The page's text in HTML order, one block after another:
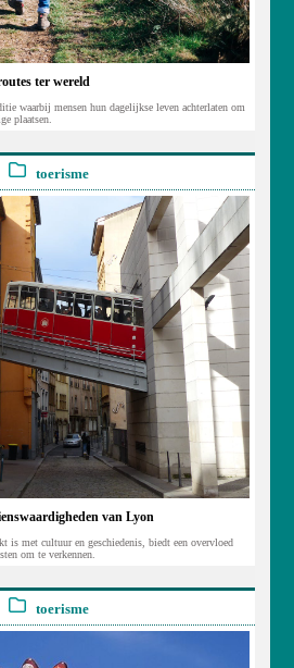
ter wereld
waarbij mensen hun dagelijkse leven achterlaten om
plaatsen.
toerisme
van Lyon
is met cultuur en geschiedenis, biedt een overvloed
om te verkennen.
toerisme